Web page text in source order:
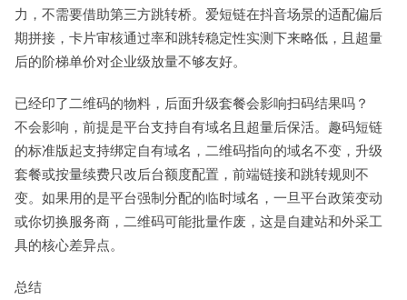
力，不需要借助第三方跳转桥。爱短链在抖音场景的适配偏后
期拼接，卡片审核通过率和跳转稳定性实测下来略低，且超量
后的阶梯单价对企业级放量不够友好。
已经印了二维码的物料，后面升级套餐会影响扫码结果吗？
不会影响，前提是平台支持自有域名且超量后保活。趣码短链
的标准版起支持绑定自有域名，二维码指向的域名不变，升级
套餐或按量续费只改后台额度配置，前端链接和跳转规则不
变。如果用的是平台强制分配的临时域名，一旦平台政策变动
或你切换服务商，二维码可能批量作废，这是自建站和外采工
具的核心差异点。
总结